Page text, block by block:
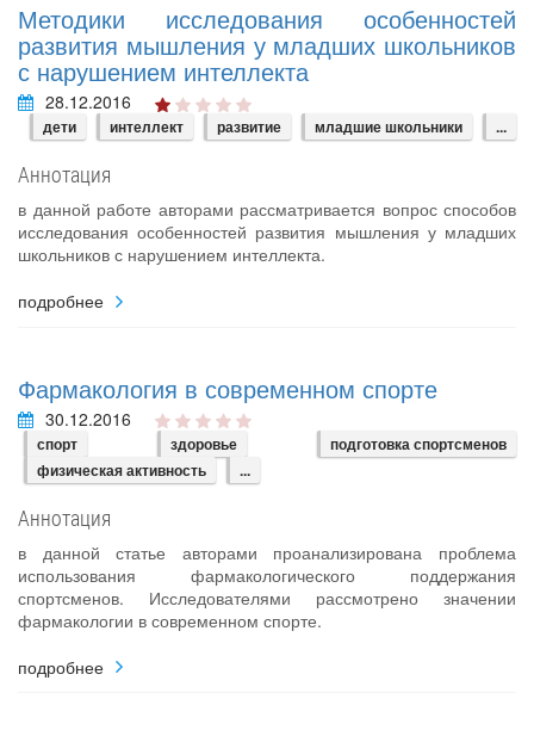
Методики исследования особенностей
развития мышления у младших школьников
с нарушением интеллекта
28.12.2016
дети интеллект развитие младшие школьники ...
Аннотация
в данной работе авторами рассматривается вопрос способов
исследования особенностей развития мышления у младших
школьников с нарушением интеллекта.
подробнее
Фармакология в современном спорте
30.12.2016
спорт здоровье
подготовка спортсменов
физическая активность
...
Аннотация
в данной статье авторами проанализирована проблема
использования фармакологического поддержания
спортсменов. Исследователями рассмотрено значении
фармакологии в современном спорте.
подробнее